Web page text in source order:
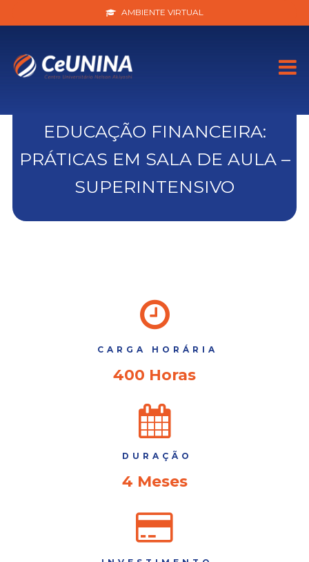
AMBIENTE VIRTUAL
EDUCAÇÃO FINANCEIRA:
PRÁTICAS EM SALA DE AULA –
SUPERINTENSIVO
CARGA HORÁRIA
400 Horas
DURAÇÃO
4 Meses